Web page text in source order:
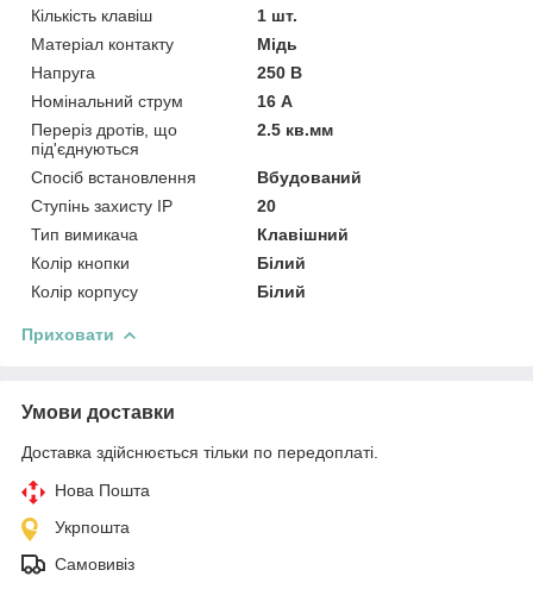
Кількість клавіш
1 шт.
Матеріал контакту
Мідь
Напруга
250 В
Номінальний струм
16 А
Переріз дротів, що
під'єднуються
2.5 кв.мм
Спосіб встановлення
Вбудований
Ступінь захисту IP
20
Тип вимикача
Клавішний
Колір кнопки
Білий
Колір корпусу
Білий
Приховати
Умови доставки
Доставка здійснюється тільки по передоплаті.
Нова Пошта
Укрпошта
Самовивіз